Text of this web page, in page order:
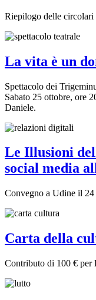
Riepilogo delle circolari
La vita è un
Spettacolo dei
Sabato 25 ottobre, ore
Daniele.
Le Illusioni
social media
Convegno a Udine il
Carta della
Contributo di 100 € per